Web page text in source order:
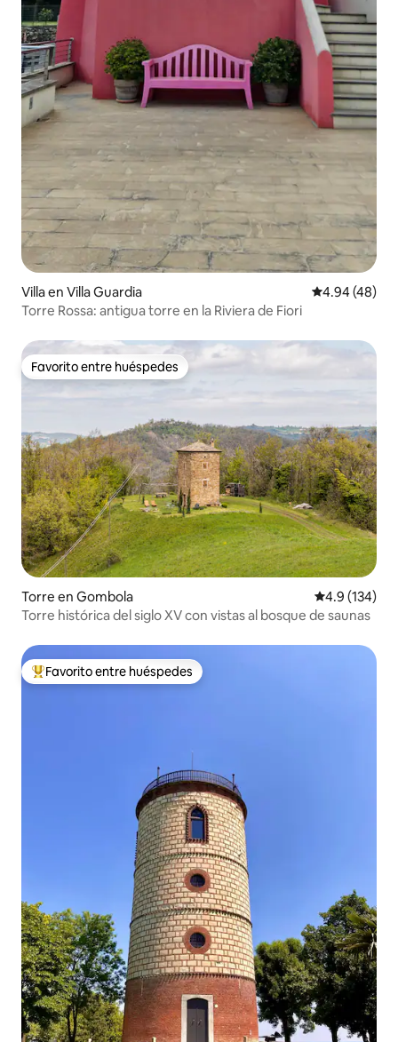
Villa en Villa Guardia Calificación
4.94 (48)
Torre Rossa: antigua torre en la Riviera de Fiori
Favorito entre huéspedes
Favorito entre huéspedes
Torre en Gombola Calificación
4.9 (134)
Torre histórica del siglo XV con vistas al bosque de saunas
Favorito entre huéspedes preferido
Favorito entre huéspedes